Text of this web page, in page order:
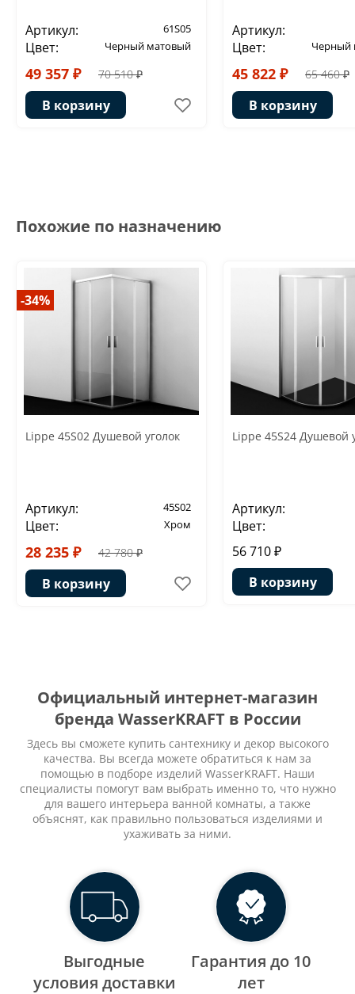
Артикул: 61S05
Цвет: Черный матовый
49 357 ₽ 70 510 ₽
В корзину
Артикул:
Цвет:
Черный
45 822 ₽ 65 460 ₽
В корзину
Похожие по назначению
-34%
Lippe 45S02 Душевой уголок
Артикул: 45S02
Цвет: Хром
28 235 ₽ 42 780 ₽
В корзину
Lippe 45S24 Душевой
Артикул:
Цвет:
56 710 ₽
В корзину
Официальный интернет-магазин
бренда WasserKRAFT в России
Здесь вы сможете купить сантехнику и декор высокого
качества. Вы всегда можете обратиться к нам за
помощью в подборе изделий WasserKRAFT. Наши
специалисты помогут вам выбрать именно то, что нужно
для вашего интерьера ванной комнаты, а также
объяснят, как правильно пользоваться изделиями и
ухаживать за ними.
Выгодные
уcловия доставки
Гарантия до 10
лет